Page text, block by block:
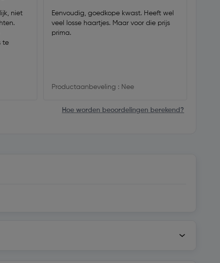
niet
te
Eenvoudig, goedkope kwast. Heeft wel
veel losse haartjes. Maar voor die prijs
prima.
Productaanbeveling : Nee
Hoe worden beoordelingen berekend?